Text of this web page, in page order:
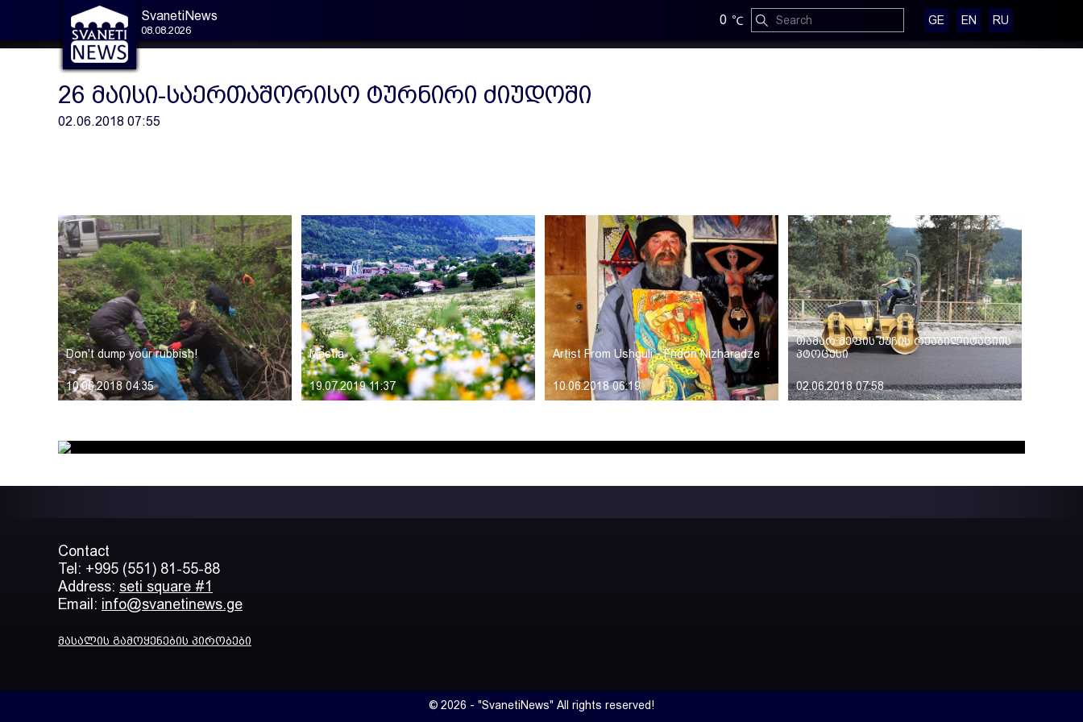
SvanetiNews
08.08.2026
0 GE EN RU
26 მაისი-საერთაშორისო ტურნირი ძიუდოში
02.06.2018 07:55
Don't dump your rubbish!
10.06.2018 04:35
Mestia
19.07.2019 11:37
Artist From Ushguli - Fridon Nizharadze
10.06.2018 06:19
თამარ მეფის ქუჩის რეაბილიტაციის
პტოცესი
02.06.2018 07:58
Contact
Tel: +995 (551) 81-55-88
Address: seti square #1
Email: info@svanetinews.ge
მასალის გამოყენების პირობები
© 2026 - "SvanetiNews" All rights reserved!